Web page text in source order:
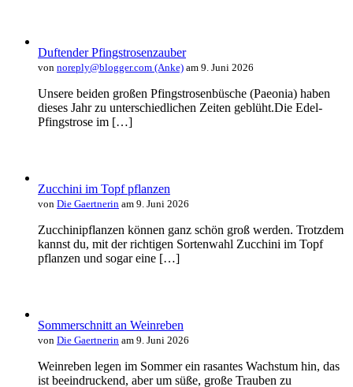
Duftender Pfingstrosenzauber
von noreply@blogger.com (Anke) am 9. Juni 2026
Unsere beiden großen Pfingstrosenbüsche (Paeonia) haben
dieses Jahr zu unterschiedlichen Zeiten geblüht.Die Edel-
Pfingstrose im […]
Zucchini im Topf pflanzen
von Die Gaertnerin am 9. Juni 2026
Zucchinipflanzen können ganz schön groß werden. Trotzdem
kannst du, mit der richtigen Sortenwahl Zucchini im Topf
pflanzen und sogar eine […]
Sommerschnitt an Weinreben
von Die Gaertnerin am 9. Juni 2026
Weinreben legen im Sommer ein rasantes Wachstum hin, das
ist beeindruckend, aber um süße, große Trauben zu